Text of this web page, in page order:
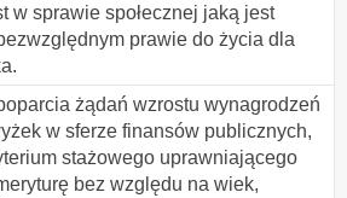
w sprawie społecznej jaką jest
prawie do życia dla
żądań wzrostu wynagrodzeń
w sferze finansów publicznych,
stażowego uprawniającego
bez względu na wiek,